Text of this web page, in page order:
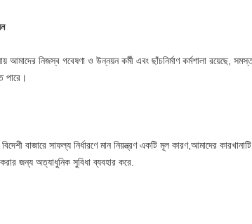
আমাদের নিজস্ব গবেষণা ও উন্নয়ন কর্মী এবং ছাঁচনির্মাণ কর্মশালা রয়েছে,
পারে।
বাজারে সাফল্য নির্ধারণে মান নিয়ন্ত্রণ একটি মূল কারণ,আমাদের
জন্য অত্যাধুনিক সুবিধা ব্যবহার করে.